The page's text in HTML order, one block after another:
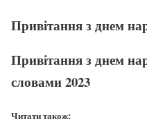
Привітання з днем
Привітання з днем
словами 2023
Читати також: